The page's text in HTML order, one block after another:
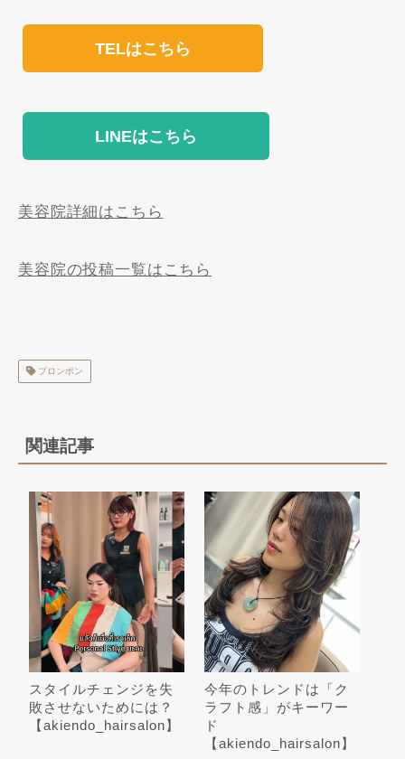
TELはこちら
LINEはこちら
美容院詳細はこちら
美容院の投稿一覧はこちら
プロンポン
関連記事
スタイルチェンジを失
敗させないためには？
【akiendo_hairsalon】
今年のトレンドは「ク
ラフト感」がキーワー
ド
【akiendo_hairsalon】